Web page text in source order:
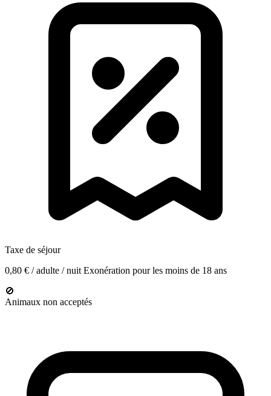
Taxe de séjour
0,80 € / adulte / nuit Exonération pour les moins de 18 ans
🚫
Animaux non acceptés